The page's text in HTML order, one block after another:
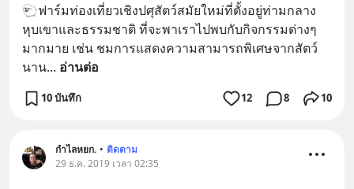
🐑ฟาร์มท่องเที่ยวเชิงปศุสัตว์สมัยใหม่ที่ตั้งอยู่ท่ามกลาง
หุบเขาและธรรมชาติ ที่จะพาเราไปพบกับกิจกรรมต่างๆ
มากมาย เช่น ชมการแสดงความสามารถพิเศษจากสัตว์
นาน... อ่านต่อ
10 บันทึก 12 8 10
กำไลหยก. • ติดตาม
29 ธ.ค. 2019 เวลา 02:35